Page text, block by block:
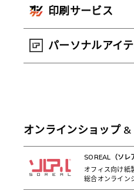
印刷サービス
パーソナルアイ
オンラインショップ
SOREAL（ソレ
オフィス向け紙
総合オンライン